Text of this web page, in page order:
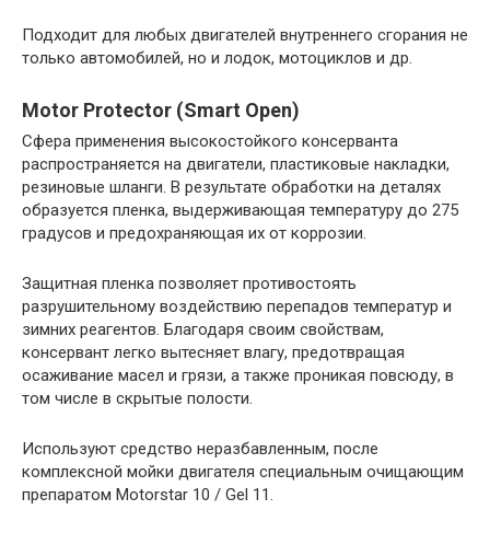
Подходит для любых двигателей внутреннего сгорания не
только автомобилей, но и лодок, мотоциклов и др.
Motor Protector (Smart Open)
Сфера применения высокостойкого консерванта
распространяется на двигатели, пластиковые накладки,
резиновые шланги. В результате обработки на деталях
образуется пленка, выдерживающая температуру до 275
градусов и предохраняющая их от коррозии.
Защитная пленка позволяет противостоять
разрушительному воздействию перепадов температур и
зимних реагентов. Благодаря своим свойствам,
консервант легко вытесняет влагу, предотвращая
осаживание масел и грязи, а также проникая повсюду, в
том числе в скрытые полости.
Используют средство неразбавленным, после
комплексной мойки двигателя специальным очищающим
препаратом Motorstar 10 / Gel 11.